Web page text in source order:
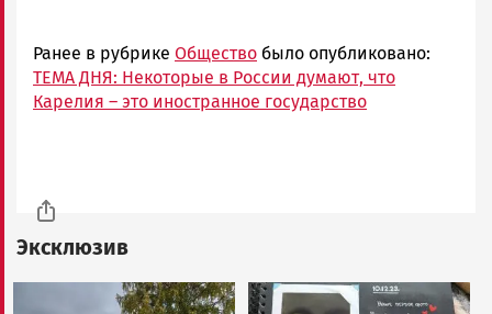
Ранее в рубрике Общество было опубликовано:
ТЕМА ДНЯ: Некоторые в России думают, что
Карелия – это иностранное государство
Эксклюзив
Image